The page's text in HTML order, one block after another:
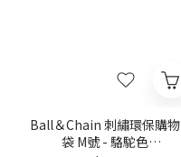
Ball＆Chain 刺繡環保購物
袋 M號 - 駱駝色